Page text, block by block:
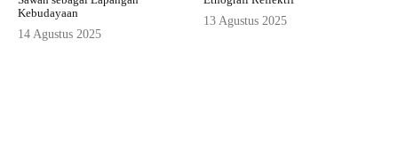
Kebudayaan
14 Agustus 2025
13 Agustus 2025